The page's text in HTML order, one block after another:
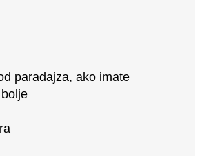
paradajza, ako imate